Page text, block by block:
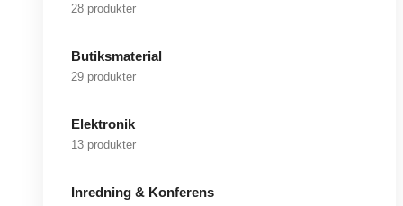
28 produkter
Butiksmaterial
29 produkter
Elektronik
13 produkter
Inredning & Konferens